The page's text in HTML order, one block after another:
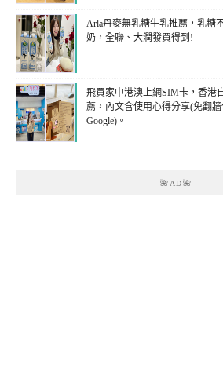
Arla丹麥無乳糖牛乳推薦，乳糖
奶，全聯、大潤發買得到!
飛買家中港澳上網SIM卡，香港
薦，內文含使用心得分享(免翻牆
Google)。
🌺AD🌺